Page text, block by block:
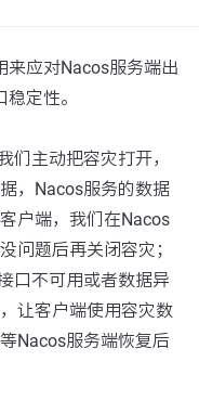
来应对Nacos服务端出
定性。
们主动把容灾打开，
，Nacos服务的数据
户端，我们在Nacos
问题后再关闭容灾；
口不可用或者数据异
让客户端使用容灾数
Nacos服务端恢复后